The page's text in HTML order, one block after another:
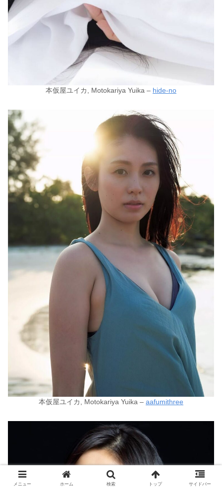
本仮屋ユイカ, Motokariya Yuika – hide-no
本仮屋ユイカ, Motokariya Yuika – aafumithree
メニュー ホーム 検索 トップ サイドバー